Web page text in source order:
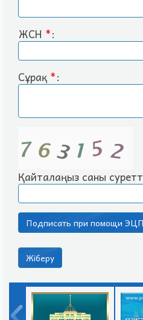
ЖСН *:
Сұрақ *:
Қайталаңыз саны